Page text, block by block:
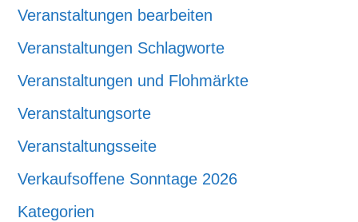
Veranstaltungen bearbeiten
Veranstaltungen Schlagworte
Veranstaltungen und Flohmärkte
Veranstaltungsorte
Veranstaltungsseite
Verkaufsoffene Sonntage 2026
Kategorien